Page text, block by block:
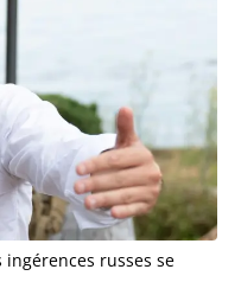
russes se